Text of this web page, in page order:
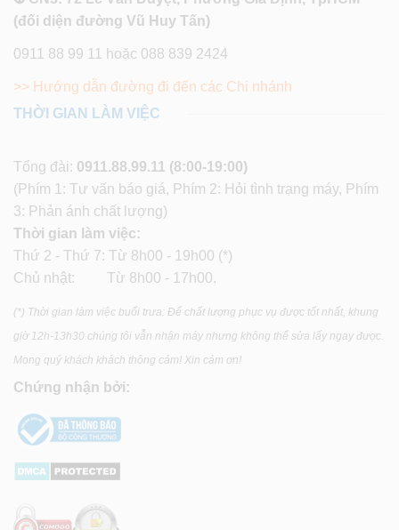
(đối diện đường Vũ Huy Tấn)
0911 88 99 11 hoặc 088 839 2424
>> Hướng dẫn đường đi đến các Chi nhánh
THỜI GIAN LÀM VIỆC
Tổng đài: 0911.88.99.11 (8:00-19:00)
(Phím 1: Tư vấn báo giá, Phím 2: Hỏi tình trạng máy, Phím
3: Phản ánh chất lượng)
Thời gian làm việc:
Thứ 2 - Thứ 7: Từ 8h00 - 19h00 (*)
Chủ nhật: Từ 8h00 - 17h00.
(*) Thời gian làm việc buổi trưa: Để chất lượng phục vụ được tốt nhất, khung
giờ 12h-13h30 chúng tôi vẫn nhận máy nhưng không thể sửa lấy ngay được.
Mong quý khách khách thông cảm! Xin cảm ơn!
Chứng nhận bởi: